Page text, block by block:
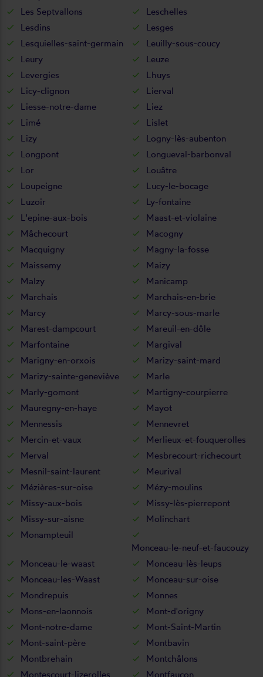
Les Septvallons
Leschelles
Lesdins
Lesges
Lesquielles-saint-germain
Leuilly-sous-coucy
Leury
Leuze
Levergies
Lhuys
Licy-clignon
Lierval
Liesse-notre-dame
Liez
Limé
Lislet
Lizy
Logny-lès-aubenton
Longpont
Longueval-barbonval
Lor
Louâtre
Loupeigne
Lucy-le-bocage
Luzoir
Ly-fontaine
L'epine-aux-bois
Maast-et-violaine
Mâchecourt
Macogny
Macquigny
Magny-la-fosse
Maissemy
Maizy
Malzy
Manicamp
Marchais
Marchais-en-brie
Marcy
Marcy-sous-marle
Marest-dampcourt
Mareuil-en-dôle
Marfontaine
Margival
Marigny-en-orxois
Marizy-saint-mard
Marizy-sainte-geneviève
Marle
Marly-gomont
Martigny-courpierre
Mauregny-en-haye
Mayot
Mennessis
Mennevret
Mercin-et-vaux
Merlieux-et-fouquerolles
Merval
Mesbrecourt-richecourt
Mesnil-saint-laurent
Meurival
Mézières-sur-oise
Mézy-moulins
Missy-aux-bois
Missy-lès-pierrepont
Missy-sur-aisne
Molinchart
Monampteuil
Monceau-le-neuf-et-faucouzy
Monceau-le-waast
Monceau-lès-leups
Monceau-les-Waast
Monceau-sur-oise
Mondrepuis
Monnes
Mons-en-laonnois
Mont-d'origny
Mont-notre-dame
Mont-Saint-Martin
Mont-saint-père
Montbavin
Montbrehain
Montchâlons
Montescourt-lizerolles
Montfaucon